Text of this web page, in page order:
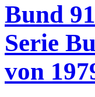
Bund
Serie
von